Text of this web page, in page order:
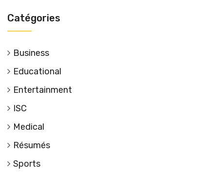
Catégories
Business
Educational
Entertainment
ISC
Medical
Résumés
Sports